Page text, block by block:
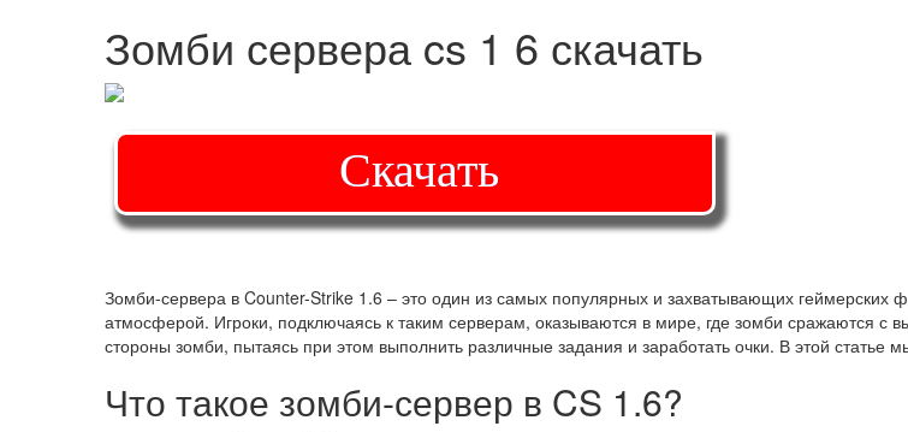
Зомби сервера cs 1 6 скачать
Скачать
Зомби-сервера в Counter-Strike 1.6 – это один из самых популярных и захватывающих геймерских
атмосферой. Игроки, подключаясь к таким серверам, оказываются в мире, где зомби сражаются
стороны зомби, пытаясь при этом выполнить различные задания и заработать очки. В этой статье
Что такое зомби-сервер в CS 1.6?